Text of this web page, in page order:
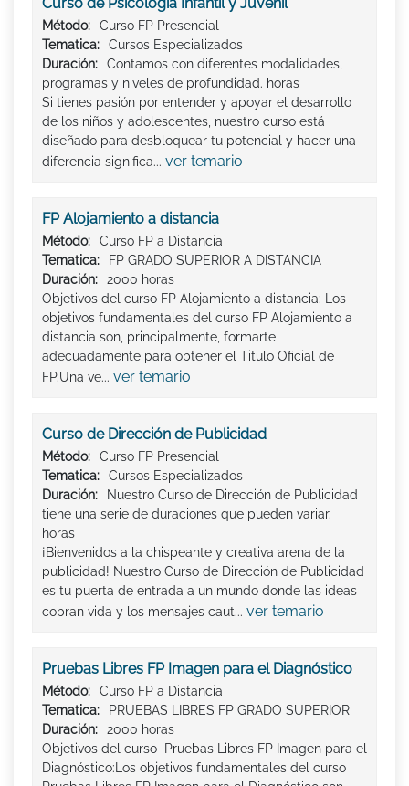
Curso de Psicología Infantil y Juvenil
Método:
Curso FP Presencial
Tematica:
Cursos Especializados
Duración:
Contamos con diferentes modalidades,
programas y niveles de profundidad. horas
Si tienes pasión por entender y apoyar el desarrollo
de los niños y adolescentes, nuestro curso está
diseñado para desbloquear tu potencial y hacer una
diferencia significa... ver temario
FP Alojamiento a distancia
Método:
Curso FP a Distancia
Tematica:
FP GRADO SUPERIOR A DISTANCIA
Duración:
2000 horas
Objetivos del curso FP Alojamiento a distancia: Los
objetivos fundamentales del curso FP Alojamiento a
distancia son, principalmente, formarte
adecuadamente para obtener el Titulo Oficial de
FP.Una ve... ver temario
Curso de Dirección de Publicidad
Método:
Curso FP Presencial
Tematica:
Cursos Especializados
Duración:
Nuestro Curso de Dirección de Publicidad
tiene una serie de duraciones que pueden variar.
horas
¡Bienvenidos a la chispeante y creativa arena de la
publicidad! Nuestro Curso de Dirección de Publicidad
es tu puerta de entrada a un mundo donde las ideas
cobran vida y los mensajes caut... ver temario
Pruebas Libres FP Imagen para el Diagnóstico
Método:
Curso FP a Distancia
Tematica:
PRUEBAS LIBRES FP GRADO SUPERIOR
Duración:
2000 horas
Objetivos del curso Pruebas Libres FP Imagen para el
Diagnóstico:Los objetivos fundamentales del curso